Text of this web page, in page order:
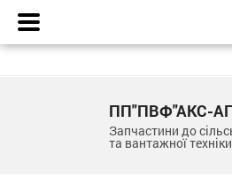
ПП"ПВФ"АКС-
Запчастини до
та вантажної техніки